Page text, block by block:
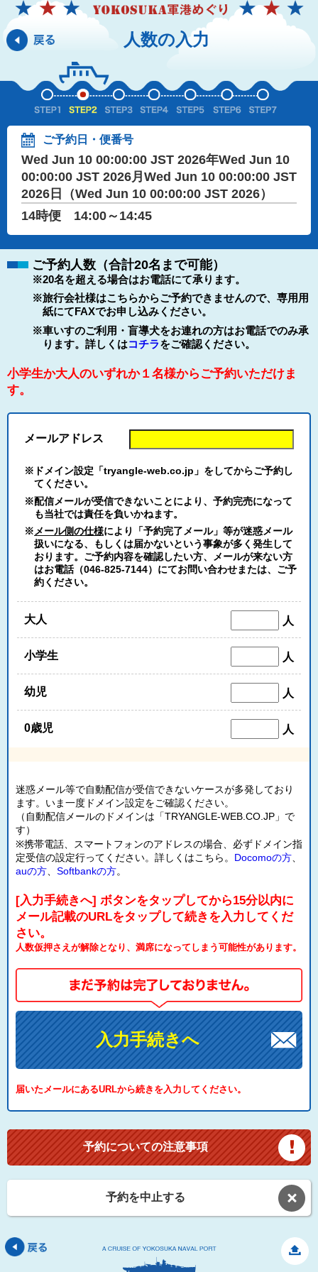
人数の入力
ご予約日・便番号
Wed Jun 10 00:00:00 JST 2026年Wed Jun 10
00:00:00 JST 2026月Wed Jun 10 00:00:00 JST
2026日（Wed Jun 10 00:00:00 JST 2026）
14時便 14:00～14:45
ご予約人数（合計20名まで可能）
※20名を超える場合はお電話にて承ります。
※旅行会社様はこちらからご予約できませんので、専用用
紙にてFAXでお申し込みください。
※車いすのご利用・盲導犬をお連れの方はお電話でのみ承
ります。詳しくはコチラをご確認ください。
小学生か大人のいずれか１名様からご予約いただけま
す。
メールアドレス
※ドメイン設定「tryangle-web.co.jp」をしてからご予約し
てください。
※配信メールが受信できないことにより、予約完売になって
も当社では責任を負いかねます。
※メール側の仕様により「予約完了メール」等が迷惑メール
扱いになる、もしくは届かないという事象が多く発生して
おります。ご予約内容を確認したい方、メールが来ない方
はお電話（046-825-7144）にてお問い合わせまたは、ご予
約ください。
大人 人
小学生 人
幼児 人
0歳児 人
迷惑メール等で自動配信が受信できないケースが多発しており
ます。いま一度ドメイン設定をご確認ください。
（自動配信メールのドメインは「TRYANGLE-WEB.CO.JP」で
す）
※携帯電話、スマートフォンのアドレスの場合、必ずドメイン指
定受信の設定行ってください。詳しくはこちら。 Docomoの方
auの方
Softbankの方。
[入力手続きへ] ボタンをタップしてから15分以内に
メール記載のURLをタップして続きを入力してくだ
さい。
人数仮押さえが解除となり、満席になってしまう可能性があります。
入力手続きへ
届いたメールにあるURLから続きを入力してください。
予約についての注意事項
予約を中止する